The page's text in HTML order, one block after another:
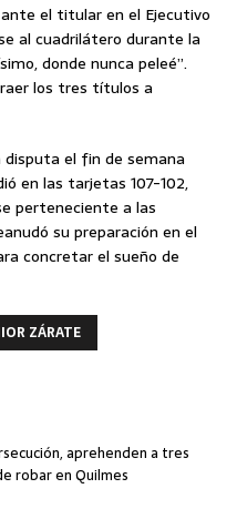
el titular en el Ejecutivo
al cuadrilátero durante la
donde nunca peleé”.
los tres títulos a
el fin de semana
en las tarjetas 107-102,
perteneciente a las
su preparación en el
concretar el sueño de
ZÁRATE
aprehenden a tres
robar en Quilmes